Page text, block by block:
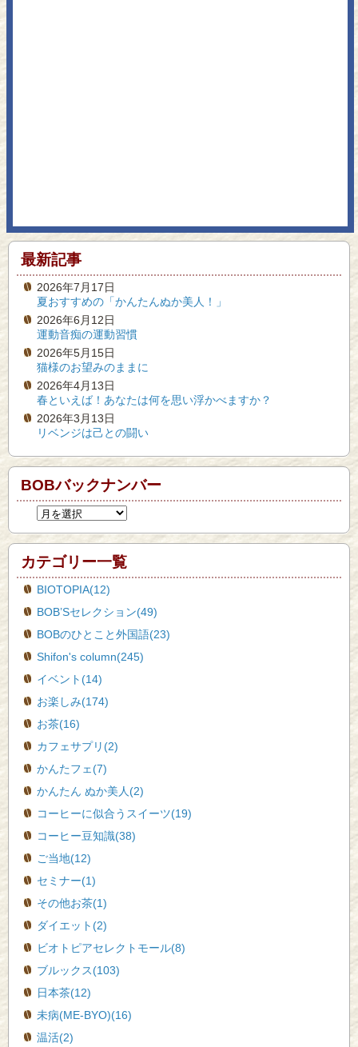
最新記事
2026年7月17日
夏おすすめの「かんたんぬか美人！」
2026年6月12日
運動音痴の運動習慣
2026年5月15日
猫様のお望みのままに
2026年4月13日
春といえば！あなたは何を思い浮かべますか？
2026年3月13日
リベンジは己との闘い
BOBバックナンバー
カテゴリー一覧
BIOTOPIA(12)
BOB’Sセレクション(49)
BOBのひとこと外国語(23)
Shifon's column(245)
イベント(14)
お楽しみ(174)
お茶(16)
カフェサプリ(2)
かんたフェ(7)
かんたん ぬか美人(2)
コーヒーに似合うスイーツ(19)
コーヒー豆知識(38)
ご当地(12)
セミナー(1)
その他お茶(1)
ダイエット(2)
ビオトピアセレクトモール(8)
ブルックス(103)
日本茶(12)
未病(ME-BYO)(16)
温活(2)